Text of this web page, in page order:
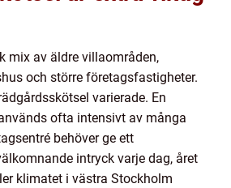
mix av äldre villaområden,
och större företagsfastigheter.
varierade. En
ofta intensivt av många
behöver ge ett
intryck varje dag, året
klimatet i västra Stockholm